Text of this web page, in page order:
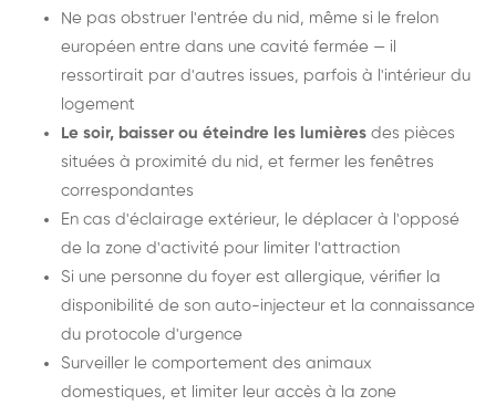
Ne pas obstruer l'entrée du nid, même si le frelon
européen entre dans une cavité fermée — il
ressortirait par d'autres issues, parfois à l'intérieur du
logement
Le soir, baisser ou éteindre les lumières des pièces
situées à proximité du nid, et fermer les fenêtres
correspondantes
En cas d'éclairage extérieur, le déplacer à l'opposé
de la zone d'activité pour limiter l'attraction
Si une personne du foyer est allergique, vérifier la
disponibilité de son auto-injecteur et la connaissance
du protocole d'urgence
Surveiller le comportement des animaux
domestiques, et limiter leur accès à la zone